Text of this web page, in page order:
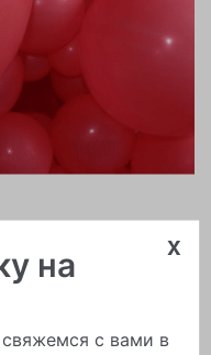
x
на
с вами в